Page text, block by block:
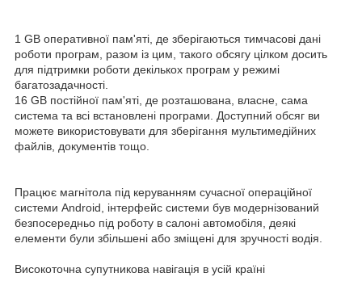
1 GB оперативної пам'яті, де зберігаються тимчасові дані
роботи програм, разом із цим, такого обсягу цілком досить
для підтримки роботи декількох програм у режимі
багатозадачності.
16 GB постійної пам'яті, де розташована, власне, сама
система та всі встановлені програми. Доступний обсяг ви
можете використовувати для зберігання мультимедійних
файлів, документів тощо.
Працює магнітола під керуванням сучасної операційної
системи Android, інтерфейс системи був модернізований
безпосередньо під роботу в салоні автомобіля, деякі
елементи були збільшені або зміщені для зручності водія.
Високоточна супутникова навігація в усій країні